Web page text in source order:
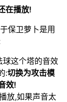
在播放!
保卫萝卜是用
球这个塔的音效
:切换为攻击模
效!
放,如果声音太